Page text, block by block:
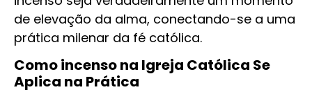
de elevação da alma, conectando-se a uma
prática milenar da fé católica.
Como incenso na Igreja Católica Se
Aplica na Prática